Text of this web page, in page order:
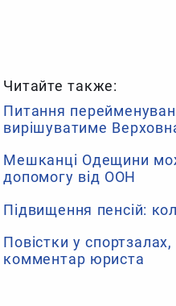
Читайте также:
Питання
вирішуватиме
Мешканці Одещини
допомогу від ООН
Підвищення пенсій:
Повістки у
комментар юриста